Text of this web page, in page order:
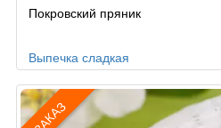
поПокровский пряник
Выпечка сладкая
ЗАКАЗ